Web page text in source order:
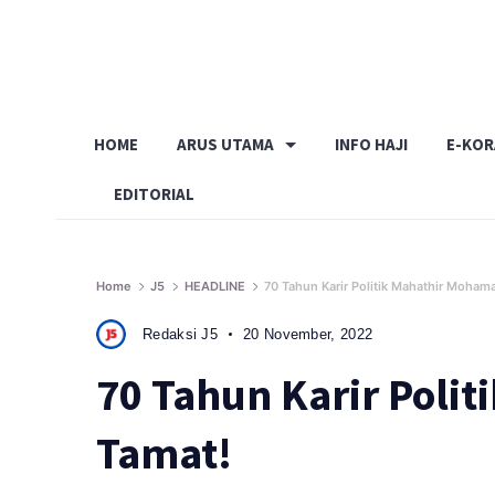
HOME ARUS UTAMA INFO HAJI E-
EDITORIAL
Home J5 HEADLINE 70 Tahun Karir Politik Mahathir
Redaksi J5 20 November, 2022
70 Tahun Karir
Tamat!